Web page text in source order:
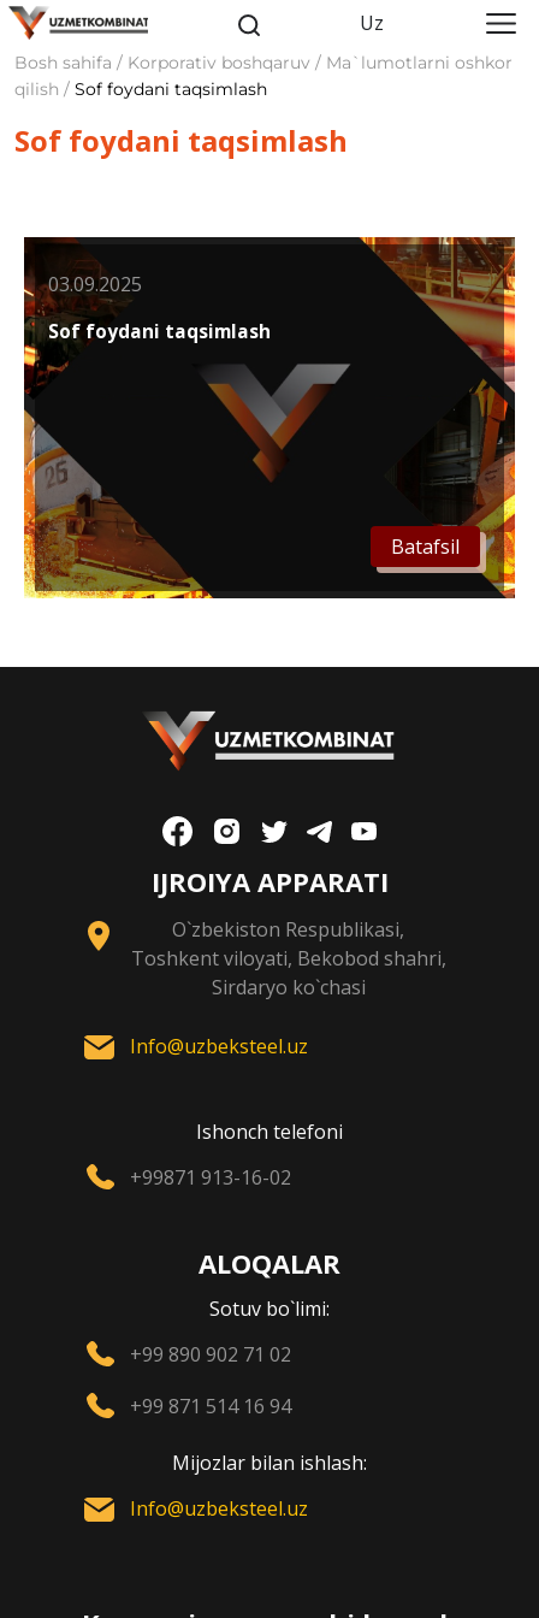
Uz
Bosh sahifa / Korporativ boshqaruv / Ma`lumotlarni oshkor
qilish / Sof foydani taqsimlash
Sof foydani taqsimlash
Batafsil
03.09.2025
Sof foydani taqsimlash
IJROIYA APPARATI
O`zbekiston Respublikasi,
Toshkent viloyati, Bekobod shahri,
Sirdaryo ko`chasi
Info@uzbeksteel.uz
Ishonch telefoni
+99871 913-16-02
ALOQALAR
Sotuv bo`limi:
+99 890 902 71 02
+99 871 514 16 94
Mijozlar bilan ishlash:
Info@uzbeksteel.uz